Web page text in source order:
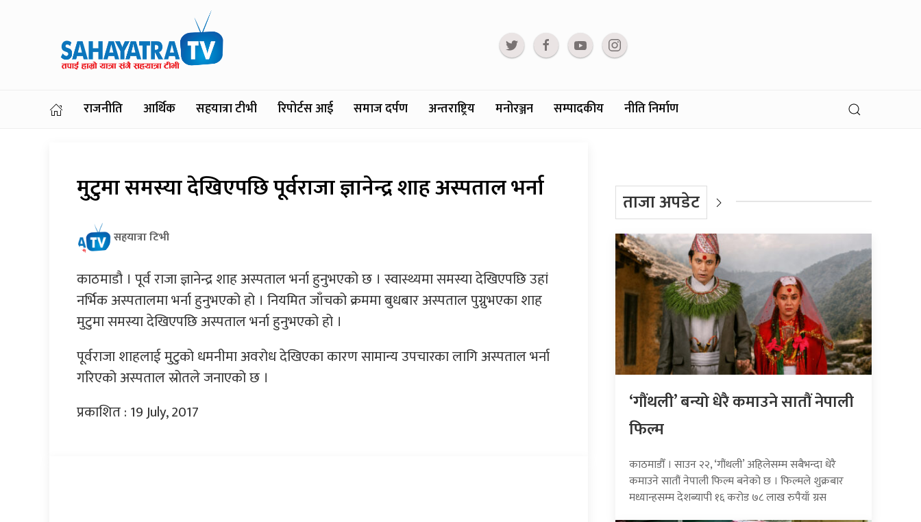
राजनीति आर्थिक सहयात्रा टीभी रिपोर्टस आई समाज दर्पण अन्तराष्ट्रिय मनोरञ्जन सम्पादकीय नीति निर्माण
मुटुमा समस्या देखिएपछि पूर्वराजा ज्ञानेन्द्र शाह अस्पताल भर्ना
सहयात्रा टिभी
काठमाडौ । पूर्व राजा ज्ञानेन्द्र शाह अस्पताल भर्ना हुनुभएको छ । स्वास्थ्यमा समस्या देखिएपछि उहां
नर्भिक अस्पतालमा भर्ना हुनुभएको हो । नियमित जाँचको क्रममा बुधबार अस्पताल पुग्नुभएका शाह
मुटुमा समस्या देखिएपछि अस्पताल भर्ना हुनुभएको हो ।
पूर्वराजा शाहलाई मुटुको धमनीमा अवरोध देखिएका कारण सामान्य उपचारका लागि अस्पताल भर्ना
गरिएको अस्पताल स्रोतले जनाएको छ ।
प्रकाशित : 19 July, 2017
ताजा अपडेट
‘गौंथली’ बन्यो धेरै कमाउने सातौं नेपाली
फिल्म
काठमाडौँ । साउन २२, ‘गौंथली’ अहिलेसम्म सबैभन्दा धेरै
कमाउने सातौं नेपाली फिल्म बनेको छ । फिल्मले शुक्रबार
मध्यान्हसम्म देशब्यापी १६ करोड ७८ लाख रुपैयाँ ग्रस